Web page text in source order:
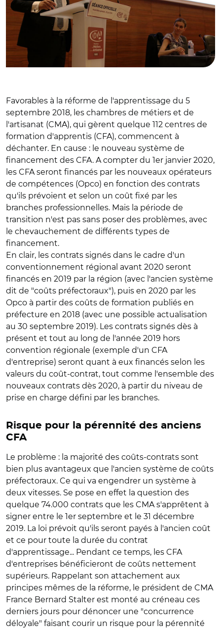
Favorables à la réforme de l'apprentissage du 5
septembre 2018, les chambres de métiers et de
l'artisanat (CMA), qui gèrent quelque 112 centres de
formation d'apprentis (CFA), commencent à
déchanter. En cause : le nouveau système de
financement des CFA. A compter du 1er janvier 2020,
les CFA seront financés par les nouveaux opérateurs
de compétences (Opco) en fonction des contrats
qu'ils prévoient et selon un coût fixé par les
branches professionnelles. Mais la période de
transition n'est pas sans poser des problèmes, avec
le chevauchement de différents types de
financement.
En clair, les contrats signés dans le cadre d'un
conventionnement régional avant 2020 seront
financés en 2019 par la région (avec l'ancien système
dit de "coûts préfectoraux"), puis en 2020 par les
Opco à partir des coûts de formation publiés en
préfecture en 2018 (avec une possible actualisation
au 30 septembre 2019). Les contrats signés dès à
présent et tout au long de l'année 2019 hors
convention régionale (exemple d'un CFA
d'entreprise) seront quant à eux financés selon les
valeurs du coût-contrat, tout comme l'ensemble des
nouveaux contrats dès 2020, à partir du niveau de
prise en charge défini par les branches.
Risque pour la pérennité des anciens
CFA
Le problème : la majorité des coûts-contrats sont
bien plus avantageux que l'ancien système de coûts
préfectoraux. Ce qui va engendrer un système à
deux vitesses. Se pose en effet la question des
quelque 74.000 contrats que les CMA s'apprêtent à
signer entre le 1er septembre et le 31 décembre
2019. La loi prévoit qu'ils seront payés à l'ancien coût
et ce pour toute la durée du contrat
d'apprentissage... Pendant ce temps, les CFA
d'entreprises bénéficieront de coûts nettement
supérieurs. Rappelant son attachement aux
principes mêmes de la réforme, le président de CMA
France Bernard Stalter est monté au créneau ces
derniers jours pour dénoncer une "concurrence
déloyale" faisant courir un risque pour la pérennité